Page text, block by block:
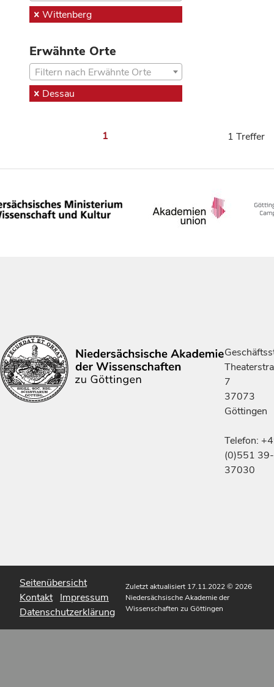
Wittenberg
Erwähnte Orte
Filtern nach Erwähnte Orte
Dessau
1 1 Treffer
7
37073
Göttingen
Telefon:
(0)551 39-
37030
Seitenübersicht
Kontakt Impressum
Datenschutzerklärung
Zuletzt aktualisiert 17.11.2022© 2026
Niedersächsische Akademie der
Wissenschaften zu Göttingen